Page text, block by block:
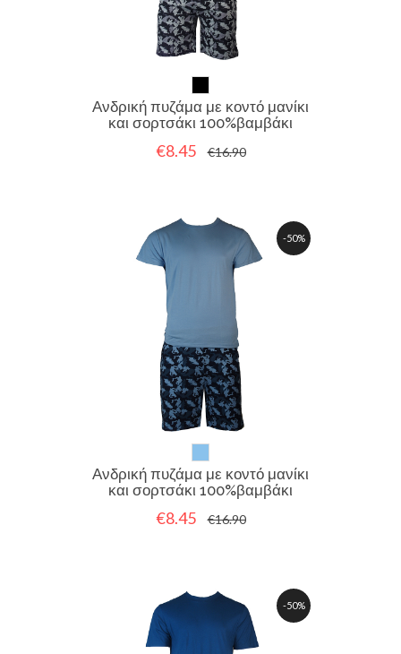
Ανδρική πυζάμα με κοντό μανίκι
και σορτσάκι 100%βαμβάκι
€8.45 €16.90
-50%
Ανδρική πυζάμα με κοντό μανίκι
και σορτσάκι 100%βαμβάκι
€8.45 €16.90
-50%